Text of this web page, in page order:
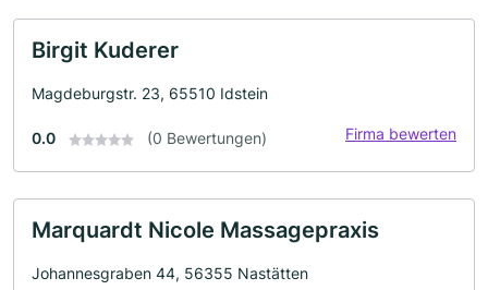
Birgit Kuderer
Magdeburgstr. 23, 65510 Idstein
0.0 (0 Bewertungen) Firma bewerten
Marquardt Nicole Massagepraxis
Johannesgraben 44, 56355 Nastätten